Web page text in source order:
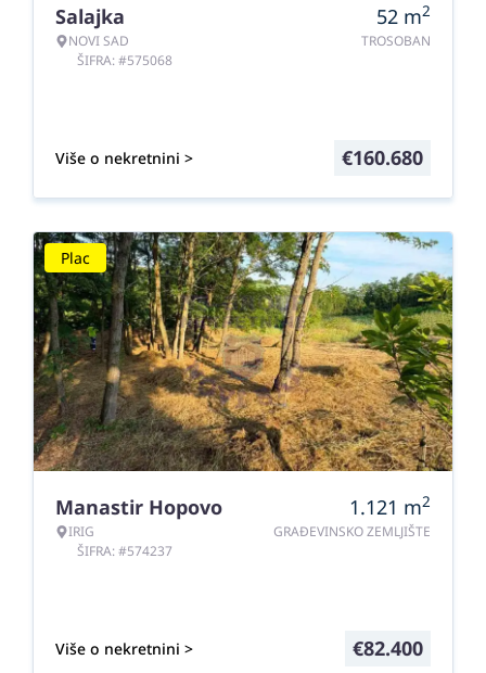
Salajka
NOVI SAD
ŠIFRA: #575068
52 m2
TROSOBAN
Više o nekretnini > €160.680
Plac
Manastir Hopovo
IRIG
ŠIFRA: #574237
1.121 m2
GRAĐEVINSKO ZEMLJIŠTE
Više o nekretnini > €82.400